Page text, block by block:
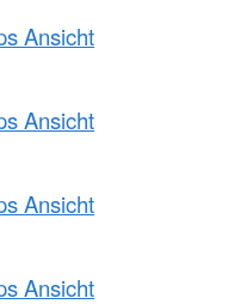
Ansicht
Ansicht
Ansicht
Ansicht